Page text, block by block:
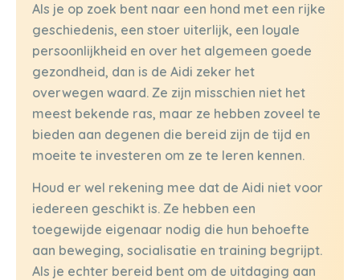
Als je op zoek bent naar een hond met een rijke
geschiedenis, een stoer uiterlijk, een loyale
persoonlijkheid en over het algemeen goede
gezondheid, dan is de Aidi zeker het
overwegen waard. Ze zijn misschien niet het
meest bekende ras, maar ze hebben zoveel te
bieden aan degenen die bereid zijn de tijd en
moeite te investeren om ze te leren kennen.
Houd er wel rekening mee dat de Aidi niet voor
iedereen geschikt is. Ze hebben een
toegewijde eigenaar nodig die hun behoefte
aan beweging, socialisatie en training begrijpt.
Als je echter bereid bent om de uitdaging aan